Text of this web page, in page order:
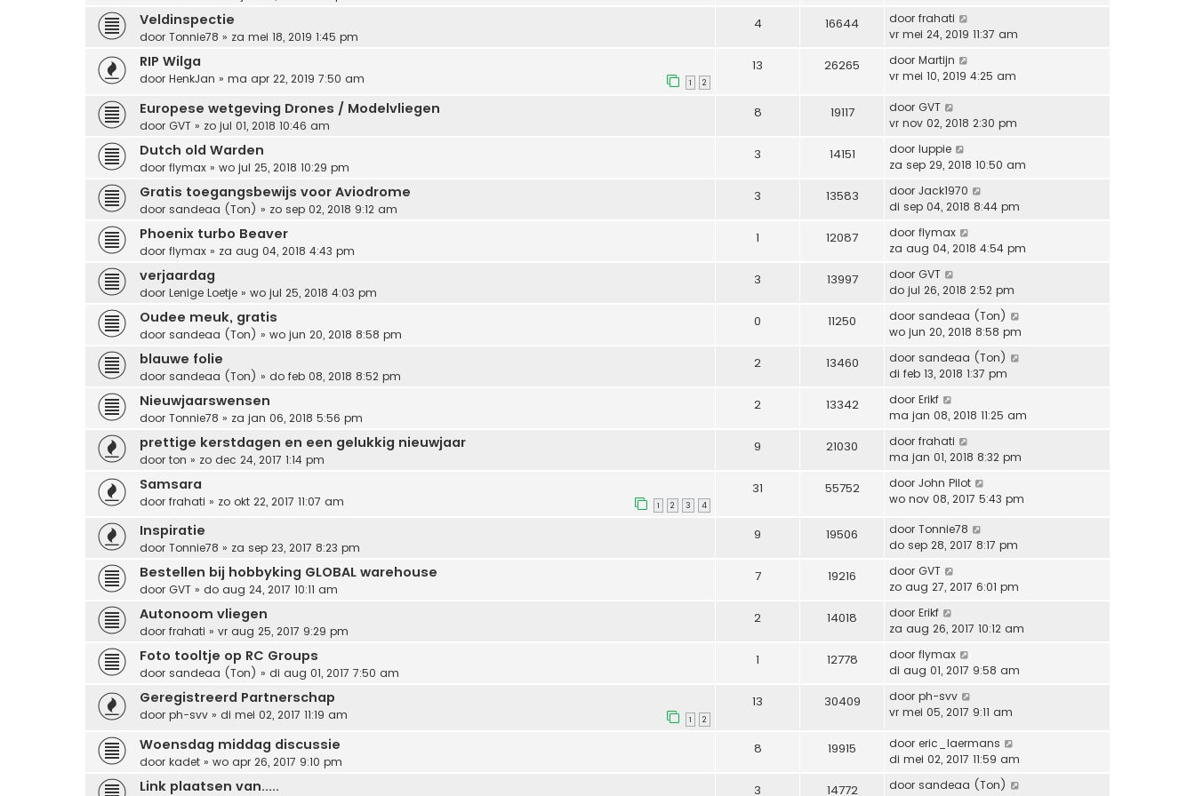
Veldinspectie
door Tonnie78 » za mei 18, 2019 1:45 pm
4 16644 door frahati
vr mei 24, 2019 11:37 am
RIP Wilga
door HenkJan » ma apr 22, 2019 7:50 am 1 2
13 26265 door Martijn
vr mei 10, 2019 4:25 am
Europese wetgeving Drones / Modelvliegen
door GVT » zo jul 01, 2018 10:46 am
8 19117 door GVT
vr nov 02, 2018 2:30 pm
Dutch old Warden
door flymax » wo jul 25, 2018 10:29 pm
3 14151 door luppie
za sep 29, 2018 10:50 am
Gratis toegangsbewijs voor Aviodrome
door sandeaa (Ton) » zo sep 02, 2018 9:12 am
3 13583 door Jack1970
di sep 04, 2018 8:44 pm
Phoenix turbo Beaver
door flymax » za aug 04, 2018 4:43 pm
1 12087 door flymax
za aug 04, 2018 4:54 pm
verjaardag
door Lenige Loetje » wo jul 25, 2018 4:03 pm
3 13997 door GVT
do jul 26, 2018 2:52 pm
Oudee meuk, gratis
door sandeaa (Ton) » wo jun 20, 2018 8:58 pm
0 11250 door sandeaa (Ton)
wo jun 20, 2018 8:58 pm
blauwe folie
door sandeaa (Ton) » do feb 08, 2018 8:52 pm
2 13460 door sandeaa (Ton)
di feb 13, 2018 1:37 pm
Nieuwjaarswensen
door Tonnie78 » za jan 06, 2018 5:56 pm
2 13342 door Erikf
ma jan 08, 2018 11:25 am
prettige kerstdagen en een gelukkig nieuwjaar
door ton » zo dec 24, 2017 1:14 pm
9 21030 door frahati
ma jan 01, 2018 8:32 pm
Samsara
door frahati » zo okt 22, 2017 11:07 am 1 2 3 4
31 55752 door John Pilot
wo nov 08, 2017 5:43 pm
Inspiratie
door Tonnie78 » za sep 23, 2017 8:23 pm
9 19506 door Tonnie78
do sep 28, 2017 8:17 pm
Bestellen bij hobbyking GLOBAL warehouse
door GVT » do aug 24, 2017 10:11 am
7 19216 door GVT
zo aug 27, 2017 6:01 pm
Autonoom vliegen
door frahati » vr aug 25, 2017 9:29 pm
2 14018 door Erikf
za aug 26, 2017 10:12 am
Foto tooltje op RC Groups
door sandeaa (Ton) » di aug 01, 2017 7:50 am
1 12778 door flymax
di aug 01, 2017 9:58 am
Geregistreerd Partnerschap
door ph-svv » di mei 02, 2017 11:19 am 1 2
13 30409 door ph-svv
vr mei 05, 2017 9:11 am
Woensdag middag discussie
door kadet » wo apr 26, 2017 9:10 pm
8 19915 door eric_laermans
di mei 02, 2017 11:59 am
Link plaatsen van..... 3 14772 door sandeaa (Ton)